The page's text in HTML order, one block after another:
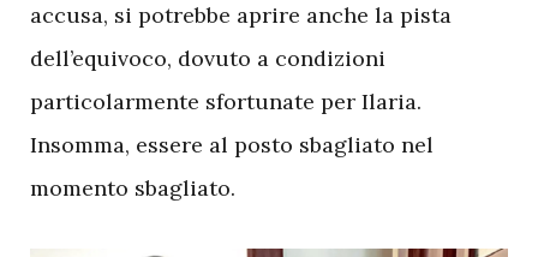
accusa, si potrebbe aprire anche la pista
dell’equivoco, dovuto a condizioni
particolarmente sfortunate per Ilaria.
Insomma, essere al posto sbagliato nel
momento sbagliato.